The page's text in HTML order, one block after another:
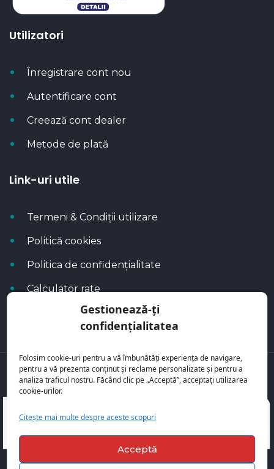
Gestionează-ți
confidențialitatea
Folosim cookie-uri pentru a vă îmbunătăți experiența de navigare,
pentru a vă prezenta conținut și reclame personalizate și pentru a
analiza traficul nostru. Făcând clic pe „Acceptă”, acceptați utilizarea
cookie-urilor.
Citește mai multe despre aceste scopuri
Acceptă
Utilizatori
Înregistrare cont nou
Autentificare cont
Creează cont dealer
Metode de plată
Link-uri utile
Termeni & Condiții utilizare
Politică cookies
Politica de confidențialitate
Calculator rate
Blog Autoflux
Toate mașinile se regăsesc peAutoFlux